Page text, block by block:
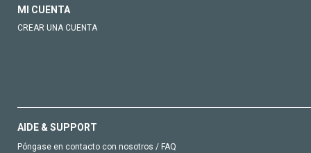
MI CUENTA
CREAR UNA CUENTA
AIDE & SUPPORT
Póngase en contacto con nosotros / FAQ